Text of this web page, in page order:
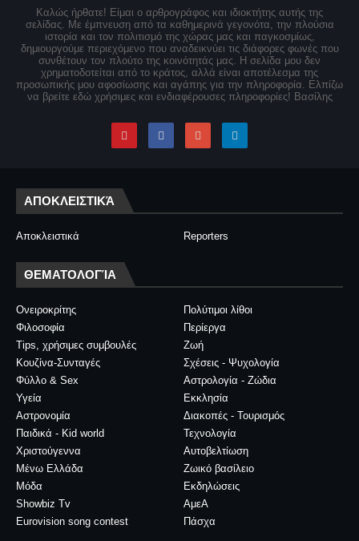
Καλώς ήρθατε! Είμαι ο αρθρογράφος και ιδιοκτήτης αυτής της
σελίδας. Με έμπνευση από τα καθημερινά γεγονότα, την πλούσια
ιστορία και τον πολιτισμό της χώρας μας και παγκοσμίως,
δημιουργούμε περιεχόμενο που αναδεικνύει τις διάφορες φωνές που
συνθέτουν τον πλούτο της κοινότητάς μας. Η σελίδα μου δεν
χρηματοδοτείται από το κράτος, αλλά είναι αποτέλεσμα της
προσωπικής μου αφοσίωσης και αγάπης για την πληροφορία. Ελπίζω
να βρείτε εδώ χρήσιμες και ενδιαφέρουσες πληροφορίες! Βασίλης
ΑΠΟΚΛΕΙΣΤΙΚΆ
Αποκλειστικά Reporters
ΘΕΜΑΤΟΛΟΓΊΑ
Ονειροκρίτης
Πολύτιμοι λίθοι
Φιλοσοφία
Περίεργα
Tips, χρήσιμες συμβουλές
Ζωή
Κουζίνα-Συνταγές
Σχέσεις - Ψυχολογία
Φύλλο & Sex
Αστρολογία - Ζώδια
Υγεία
Εκκλησία
Αστρονομία
Διακοπές - Τουρισμός
Παιδικά - Kid world
Τεχνολογία
Χριστούγεννα
Αυτοβελτίωση
Μένω Ελλάδα
Ζωικό βασίλειο
Μόδα
Εκδηλώσεις
Showbiz Tv
ΑμεΑ
Eurovision song contest
Πάσχα